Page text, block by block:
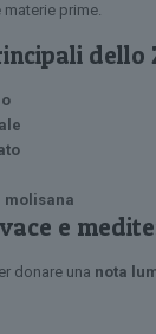
materie prime.
dello
molisana
e
donare una nota